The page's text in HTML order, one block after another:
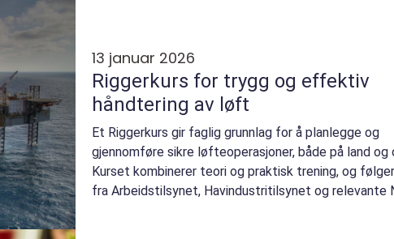
13 januar 2026
Riggerkurs for trygg og effektiv
håndtering av løft
Et Riggerkurs gir faglig grunnlag for å planlegge og
gjennomføre sikre løfteoperasjoner, både på land og
Kurset kombinerer teori og praktisk trening, og
fra Arbeidstilsynet, Havindustritilsynet og relevante